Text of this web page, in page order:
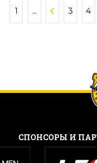
1 ... 3 4
CПОНСОРЫ И